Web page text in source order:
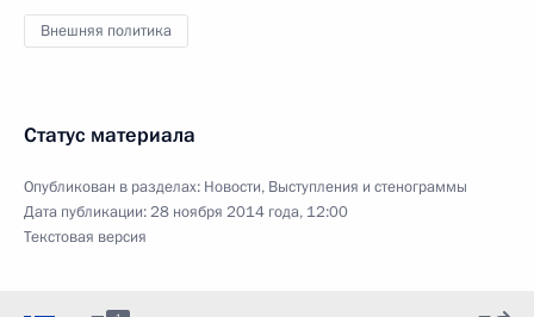
Внешняя политика
Статус материала
Опубликован в разделах: Новости, Выступления и стенограммы
Дата публикации:28 ноября 2014 года, 12:00
Текстовая версия